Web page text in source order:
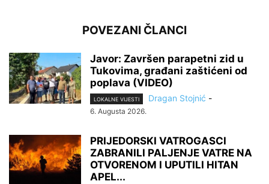
POVEZANI ČLANCI
Javor: Završen parapetni zid u
Tukovima, građani zaštićeni od
poplava (VIDEO)
LOKALNE VIJESTI Dragan Stojnić -
6. Augusta 2026.
PRIJEDORSKI VATROGASCI
ZABRANILI PALJENJE VATRE NA
OTVORENOM I UPUTILI HITAN
APEL...